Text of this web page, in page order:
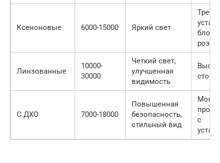
Ксеноновые 6000-15000 Яркий свет
блоки
Линзованные
10000-
30000
Четкий свет,
улучшенная
видимость
С ДХО 7000-18000
Повышенная
безопасность,
стильный вид
с